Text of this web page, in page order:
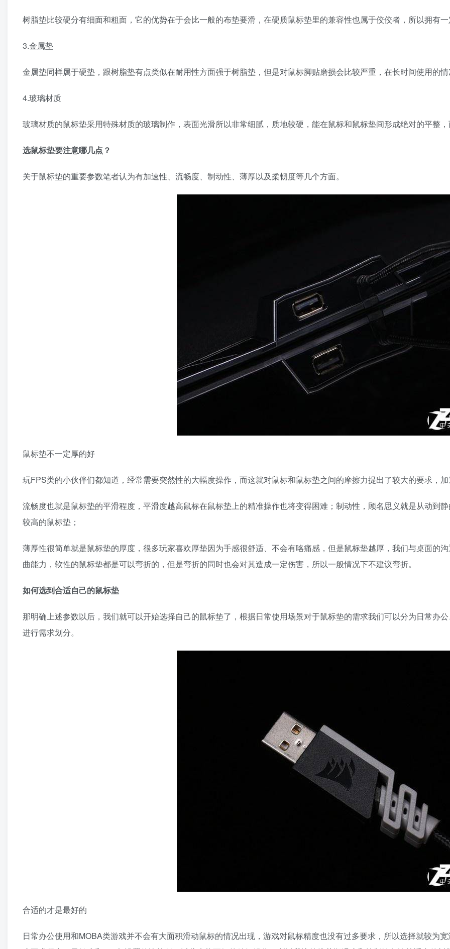
树脂垫比较硬分有细面和粗面，它的优势在于会比一般的布垫要滑，在硬质鼠标垫里的兼容性也属于佼佼者，所以拥有
3.金属垫
金属垫同样属于硬垫，跟树脂垫有点类似在耐用性方面强于树脂垫，但是对鼠标脚贴磨损会比较严重，在长时间使用的
4.玻璃材质
玻璃材质的鼠标垫采用特殊材质的玻璃制作，表面光滑所以非常细腻，质地较硬，能在鼠标和鼠标垫间形成绝对的平整
选鼠标垫要注意哪几点？
关于鼠标垫的重要参数笔者认为有加速性、流畅度、制动性、薄厚以及柔韧度等几个方面。
鼠标垫不一定厚的好
玩FPS类的小伙伴们都知道，经常需要突然性的大幅度操作，而这就对鼠标和鼠标垫之间的摩擦力提出了较大的要求，
流畅度也就是鼠标垫的平滑程度，平滑度越高鼠标在鼠标垫上的精准操作也将变得困难；制动性，顾名思义就是从动到
较高的鼠标垫；
薄厚性很简单就是鼠标垫的厚度，很多玩家喜欢厚垫因为手感很舒适、不会有咯痛感，但是鼠标垫越厚，我们与桌面的
曲能力，软性的鼠标垫都是可以弯折的，但是弯折的同时也会对其造成一定伤害，所以一般情况下不建议弯折。
如何选到合适自己的鼠标垫
那明确上述参数以后，我们就可以开始选择自己的鼠标垫了，根据日常使用场景对于鼠标垫的需求我们可以分为日常办
进行需求划分。
合适的才是最好的
日常办公使用和MOBA类游戏并不会有大面积滑动鼠标的情况出现，游戏对鼠标精度也没有过多要求，所以选择就较为